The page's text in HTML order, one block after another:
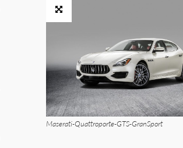
Maserati-Quattroporte-GTS-GranSport